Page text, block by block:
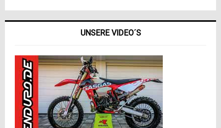
UNSERE VIDEO´S